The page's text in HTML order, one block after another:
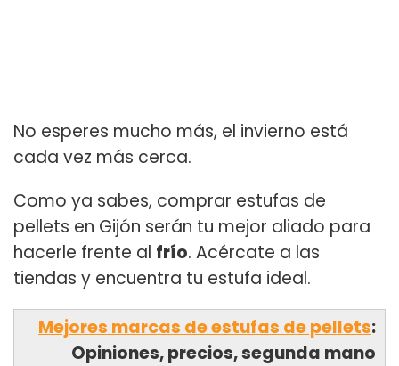
No esperes mucho más, el invierno está
cada vez más cerca.
Como ya sabes, comprar estufas de
pellets en Gijón serán tu mejor aliado para
hacerle frente al frío. Acércate a las
tiendas y encuentra tu estufa ideal.
Mejores marcas de estufas de pellets:
Opiniones, precios, segunda mano